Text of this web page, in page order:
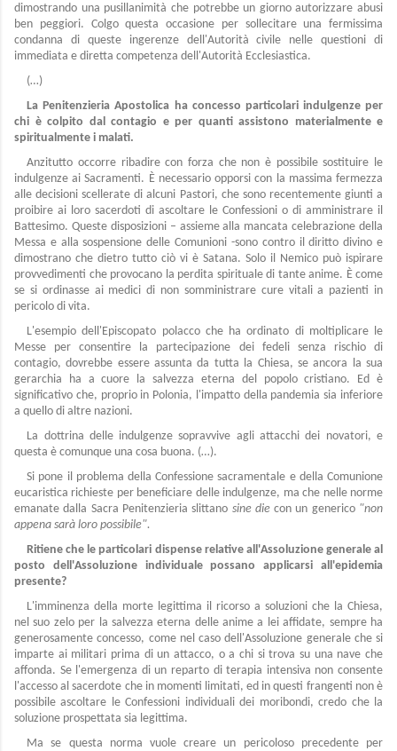
dimostrando una pusillanimità che potrebbe un giorno autorizzare abusi
ben peggiori. Colgo questa occasione per sollecitare una fermissima
condanna di queste ingerenze dell'Autorità civile nelle questioni di
immediata e diretta competenza dell'Autorità Ecclesiastica.
(…)
La Penitenzieria Apostolica ha concesso particolari indulgenze per
chi è colpito dal contagio e per quanti assistono materialmente e
spiritualmente i malati.
Anzitutto occorre ribadire con forza che non è possibile sostituire le
indulgenze ai Sacramenti. È necessario opporsi con la massima fermezza
alle decisioni scellerate di alcuni Pastori, che sono recentemente giunti a
proibire ai loro sacerdoti di ascoltare le Confessioni o di amministrare il
Battesimo. Queste disposizioni – assieme alla mancata celebrazione della
Messa e alla sospensione delle Comunioni -sono contro il diritto divino e
dimostrano che dietro tutto ciò vi è Satana. Solo il Nemico può ispirare
provvedimenti che provocano la perdita spirituale di tante anime. È come
se si ordinasse ai medici di non somministrare cure vitali a pazienti in
pericolo di vita.
L'esempio dell'Episcopato polacco che ha ordinato di moltiplicare le
Messe per consentire la partecipazione dei fedeli senza rischio di
contagio, dovrebbe essere assunta da tutta la Chiesa, se ancora la sua
gerarchia ha a cuore la salvezza eterna del popolo cristiano. Ed è
significativo che, proprio in Polonia, l'impatto della pandemia sia inferiore
a quello di altre nazioni.
La dottrina delle indulgenze sopravvive agli attacchi dei novatori, e
questa è comunque una cosa buona. (…).
Si pone il problema della Confessione sacramentale e della Comunione
eucaristica richieste per beneficiare delle indulgenze, ma che nelle norme
emanate dalla Sacra Penitenzieria slittano sine diecon un generico "non
appena sarà loro possibile".
Ritiene che le particolari dispense relative all'Assoluzione generale al
posto dell'Assoluzione individuale possano applicarsi all'epidemia
presente?
L'imminenza della morte legittima il ricorso a soluzioni che la Chiesa,
nel suo zelo per la salvezza eterna delle anime a lei affidate, sempre ha
generosamente concesso, come nel caso dell'Assoluzione generale che si
imparte ai militari prima di un attacco, o a chi si trova su una nave che
affonda. Se l'emergenza di un reparto di terapia intensiva non consente
l'accesso al sacerdote che in momenti limitati, ed in questi frangenti non è
possibile ascoltare le Confessioni individuali dei moribondi, credo che la
soluzione prospettata sia legittima.
Ma se questa norma vuole creare un pericoloso precedente per